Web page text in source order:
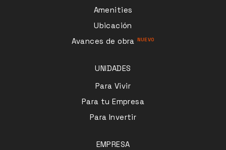
Amenities
Ubicación
Avances de obra
UNIDADES
Para Vivir
Para tu Empresa
Para Invertir
EMPRESA